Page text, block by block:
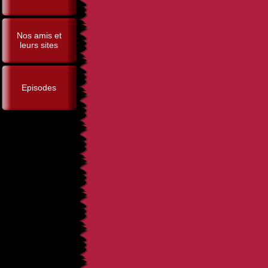
Nos amis et
leurs sites
Episodes